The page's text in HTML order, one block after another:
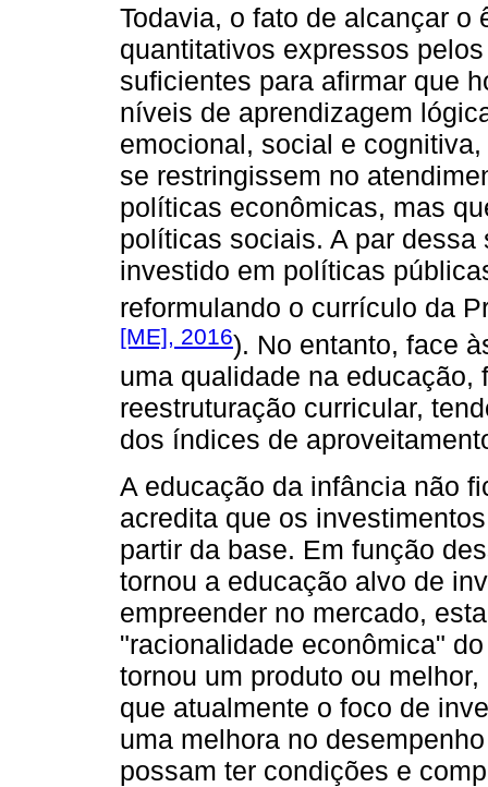
Todavia, o fato de alcançar
quantitativos expressos
suficientes para afirmar que
níveis de aprendizagem
emocional, social e
se restringissem no
políticas econômicas, mas
políticas sociais. A par
investido em políticas
reformulando o currículo da
[ME], 2016). No entanto, face
uma qualidade na educação,
reestruturação curricular,
dos índices de
A educação da infância não
acredita que os
partir da base. Em função
tornou a educação alvo de
empreender no mercado,
"racionalidade econômica"
tornou um produto ou
que atualmente o foco de
uma melhora no
possam ter condições e